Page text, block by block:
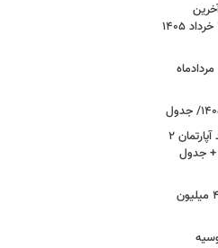
وضعیت قیمت خودروهای پرفروش امروز ۱۶ خرداد ۱۴۰۵
قیمت جدید دلار، یورو و سایر ارزها امروز ۱۶ مردادماه
لیست قیمت خرید مسکن در نازی‌آباد/ خرید آپارتمان ۲
+ جدول
سرپرستان خانوار بخوانند/ حساب این افراد ۴ میلیون